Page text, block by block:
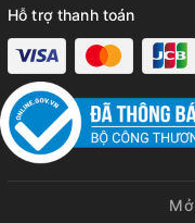
Bảng điều
Hỗ trợ thanh toán